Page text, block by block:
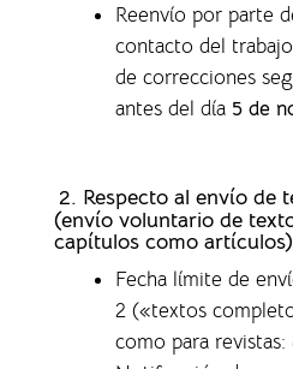
Reenvío por parte
contacto del
de correcciones
antes del día 5 de
2. Respecto al envío de
(envío voluntario de
capítulos como artículos)
Fecha límite de
2 («textos
como para revistas: